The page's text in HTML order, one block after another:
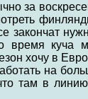
за
закончат
куча
хочу в
на
там в